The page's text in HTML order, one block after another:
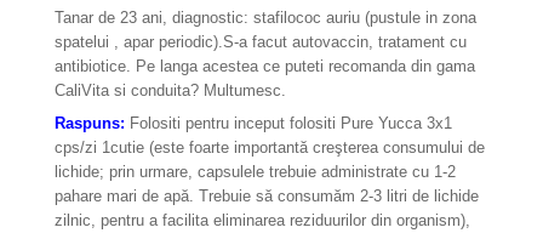
Tanar de 23 ani, diagnostic: stafilococ auriu (pustule in zona
spatelui , apar periodic).S-a facut autovaccin, tratament cu
antibiotice. Pe langa acestea ce puteti recomanda din gama
CaliVita si conduita? Multumesc.
Raspuns: Folositi pentru inceput folositi Pure Yucca 3x1
cps/zi 1cutie (este foarte importantă creşterea consumului de
lichide; prin urmare, capsulele trebuie administrate cu 1-2
pahare mari de apă. Trebuie să consumăm 2-3 litri de lichide
zilnic, pentru a facilita eliminarea reziduurilor din organism),